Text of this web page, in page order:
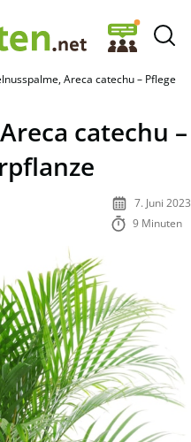
Areca catechu – Pflege
catechu –
7. Juni 2023
9 Minuten